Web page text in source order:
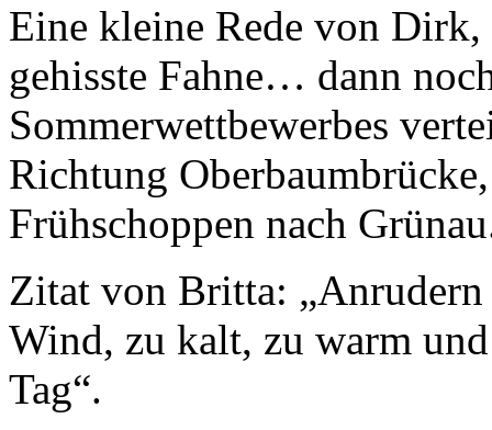
Eine kleine Rede von
gehisste Fahne… dann
Sommerwettbewerbes
Richtung
Frühschoppen nach
Zitat von Britta:
Wind, zu kalt, zu warm
Tag“.